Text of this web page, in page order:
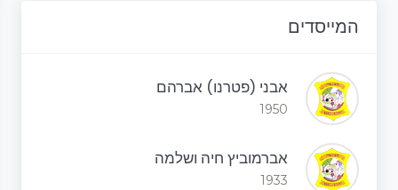
המייסדים
אבני (פטרנו) אברהם
1950
אברמוביץ חיה ושלמה
1933